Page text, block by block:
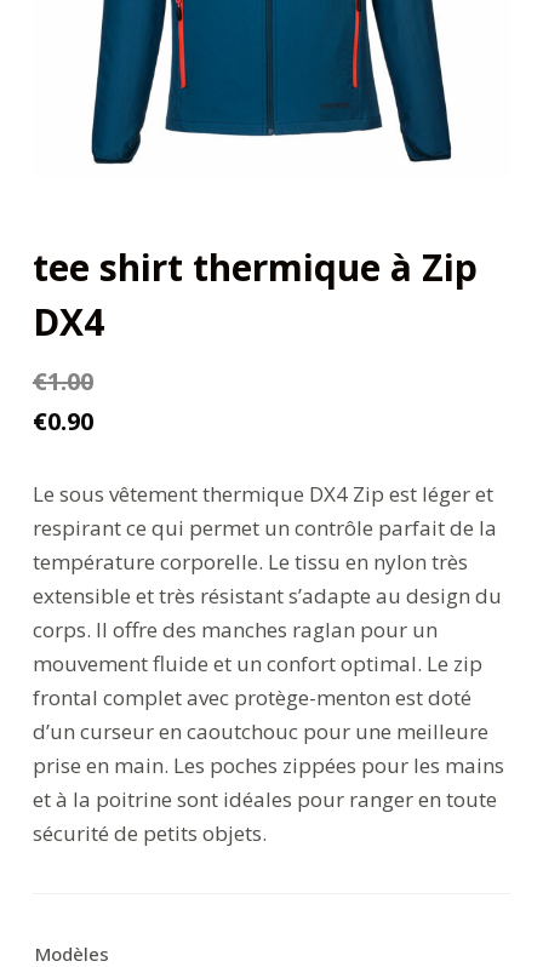
tee shirt thermique à Zip
DX4
€1.00
€0.90
Le sous vêtement thermique DX4 Zip est léger et
respirant ce qui permet un contrôle parfait de la
température corporelle. Le tissu en nylon très
extensible et très résistant s’adapte au design du
corps. Il offre des manches raglan pour un
mouvement fluide et un confort optimal. Le zip
frontal complet avec protège-menton est doté
d’un curseur en caoutchouc pour une meilleure
prise en main. Les poches zippées pour les mains
et à la poitrine sont idéales pour ranger en toute
sécurité de petits objets.
Modèles